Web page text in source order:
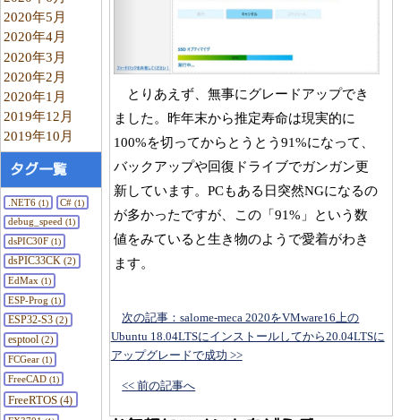
2020年5月
2020年4月
2020年3月
2020年2月
2020年1月
2019年12月
2019年10月
タグ一覧
.NET6(1) C# (1)
debug_speed(1)
dsPIC30F(1)
dsPIC33CK (2)
EdMax (1)
ESP-Prog (1)
ESP32-S3 (2)
esptool (2)
FCGear(1)
FreeCAD(1)
FreeRTOS (4)
とりあえず、無事にグレードアップでき
ました。昨年末から推定寿命は現実的に
100%を切ってからとうとう91%になって、
バックアップや回復ドライブでガンガン更
新しています。PCもある日突然NGになるの
が多かったですが、この「91%」という数
値をみていると生き物のようで愛着がわき
ます。
次の記事：salome-meca 2020をVMware16上の
Ubuntu 18.04LTSにインストールしてから20.04LTSに
アップグレードで成功 >>
<< 前の記事へ